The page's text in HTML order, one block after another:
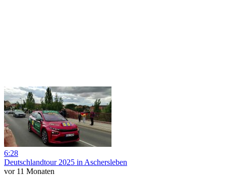
6:28
Deutschlandtour 2025 in Aschersleben
vor 11 Monaten